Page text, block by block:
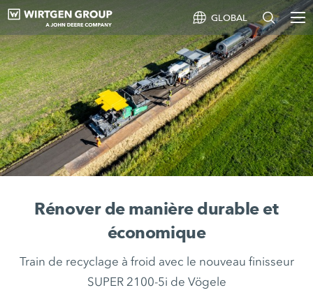
GLOBAL
Rénover de manière durable et
économique
Train de recyclage à froid avec le nouveau finisseur
SUPER 2100-5i de Vögele